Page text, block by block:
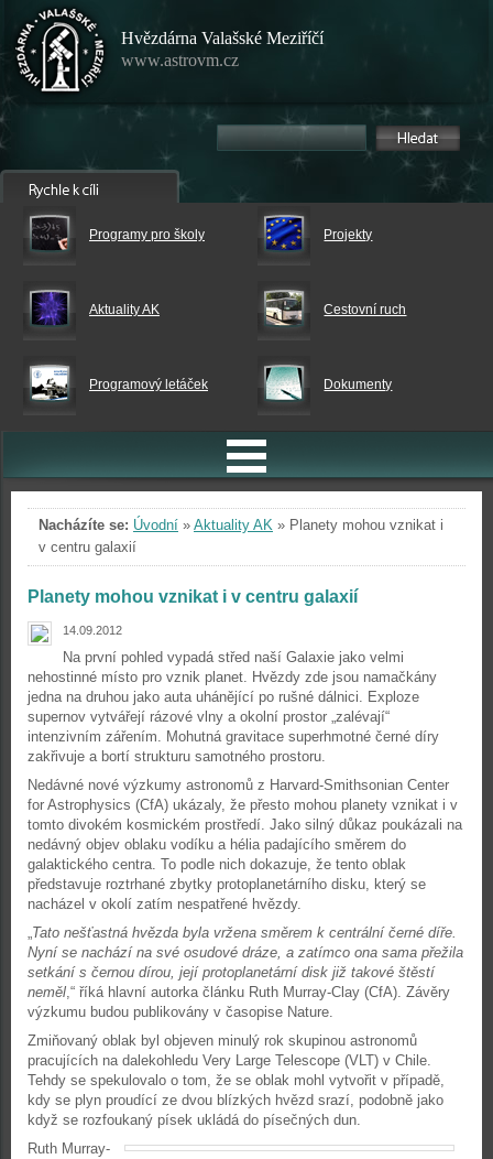
Hvězdárna Valašské Meziříčí
www.astrovm.cz
Programy pro školy Projekty
Aktuality AK Cestovní ruch
Programový letáček Dokumenty
Nacházíte se: Úvodní » Aktuality AK » Planety mohou vznikat i
v centru galaxií
Planety mohou vznikat i v centru galaxií
14.09.2012
Na první pohled vypadá střed naší Galaxie jako velmi
nehostinné místo pro vznik planet. Hvězdy zde jsou namačkány
jedna na druhou jako auta uhánějící po rušné dálnici. Exploze
supernov vytvářejí rázové vlny a okolní prostor „zalévají“
intenzivním zářením. Mohutná gravitace superhmotné černé díry
zakřivuje a bortí strukturu samotného prostoru.
Nedávné nové výzkumy astronomů z Harvard-Smithsonian Center
for Astrophysics (CfA) ukázaly, že přesto mohou planety vznikat i v
tomto divokém kosmickém prostředí. Jako silný důkaz poukázali na
nedávný objev oblaku vodíku a hélia padajícího směrem do
galaktického centra. To podle nich dokazuje, že tento oblak
představuje roztrhané zbytky protoplanetárního disku, který se
nacházel v okolí zatím nespatřené hvězdy.
„Tato nešťastná hvězda byla vržena směrem k centrální černé díře.
Nyní se nachází na své osudové dráze, a zatímco ona sama přežila
setkání s černou dírou, její protoplanetární disk již takové štěstí
neměl,“ říká hlavní autorka článku Ruth Murray-Clay (CfA). Závěry
výzkumu budou publikovány v časopise Nature.
Zmiňovaný oblak byl objeven minulý rok skupinou astronomů
pracujících na dalekohledu Very Large Telescope (VLT) v Chile.
Tehdy se spekulovalo o tom, že se oblak mohl vytvořit v případě,
kdy se plyn proudící ze dvou blízkých hvězd srazí, podobně jako
když se rozfoukaný písek ukládá do písečných dun.
Ruth Murray-